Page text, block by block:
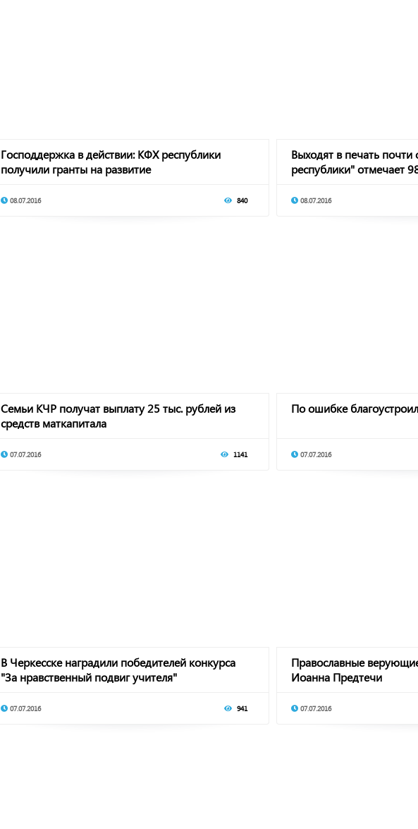
Господдержка в действии: КФХ республики
получили гранты на развитие
08.07.2016 840
Выходят в печать почти
республики" отмечает
08.07.2016
Семьи КЧР получат выплату 25 тыс. рублей из
средств маткапитала
07.07.2016 1141
По ошибке
07.07.2016
В Черкесске наградили победителей конкурса
"За нравственный подвиг учителя"
07.07.2016 941
Православные
Иоанна Предтечи
07.07.2016